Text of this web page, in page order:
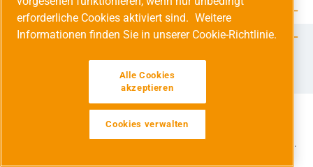
Umweltschutz & Partnerschaft
Jetzt auf Social Media folgen!
InstagramYouTubeLinkedIn
Alle Preise inkl. gesetzl. Mehrwertsteuer zzgl.
und ggf. Nachnahmegebühren, wenn nicht anders angegeben.
erforderliche Cookies aktiviert sind. Weitere
Informationen finden Sie in unserer Cookie-Richtlinie.
Alle Cookies
akzeptieren
Cookies verwalten